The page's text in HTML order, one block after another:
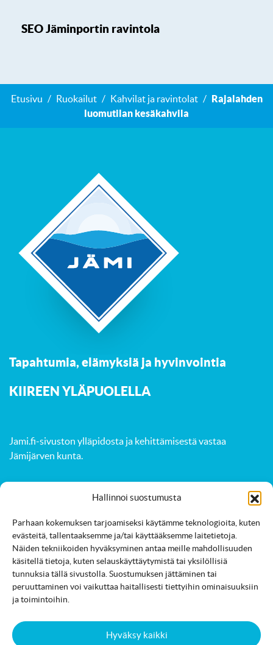
Hallinnoi suostumusta
Parhaan kokemuksen tarjoamiseksi käytämme teknologioita, kuten
evästeitä, tallentaaksemme ja/tai käyttääksemme laitetietoja.
Näiden tekniikoiden hyväksyminen antaa meille mahdollisuuden
käsitellä tietoja, kuten selauskäyttäytymistä tai yksilöllisiä
tunnuksia tällä sivustolla. Suostumuksen jättäminen tai
peruuttaminen voi vaikuttaa haitallisesti tiettyihin ominaisuuksiin
ja toimintoihin.
Hyväksy kaikki
SEO Jäminportin ravintola
Etusivu Ruokailut Kahvilat ja ravintolat
Rajalahden
luomutilan kesäkahvila
Tapahtumia, elämyksiä ja hyvinvointia
KIIREEN YLÄPUOLELLA
Jami.fi-sivuston ylläpidosta ja kehittämisestä vastaa
Jämijärven kunta
Majoitus Ruokailut Palvelut Kartta
Saavutettavuusseloste Evästekäytäntö